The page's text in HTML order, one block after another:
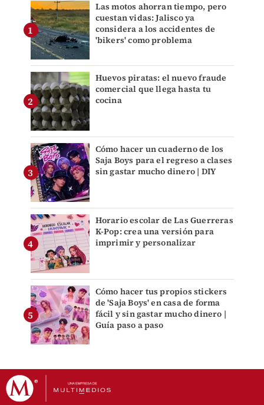
Las motos ahorran tiempo, pero
cuestan vidas: Jalisco ya
considera a los accidentes de
'bikers' como problema
Huevos piratas: el nuevo fraude
comercial que llega hasta tu
cocina
Cómo hacer un cuaderno de los
Saja Boys para el regreso a clases
sin gastar mucho dinero | DIY
Horario escolar de Las Guerreras
K-Pop: crea una versión para
imprimir y personalizar
Cómo hacer tus propios stickers
de 'Saja Boys' en casa de forma
fácil y sin gastar mucho dinero |
Guía paso a paso